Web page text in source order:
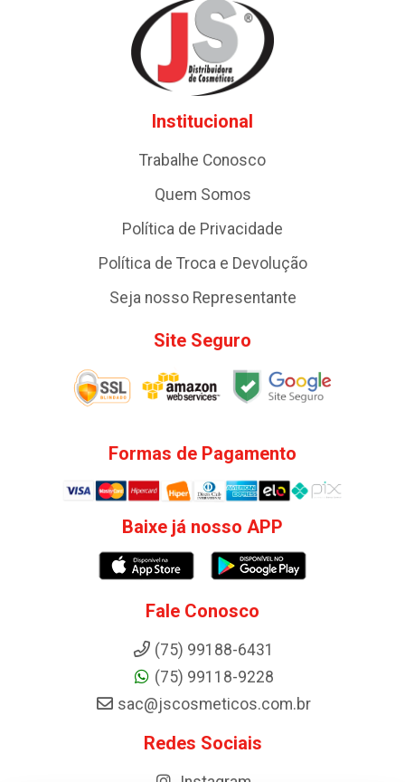
Institucional
Trabalhe Conosco
Quem Somos
Política de Privacidade
Política de Troca e Devolução
Seja nosso Representante
Site Seguro
Formas de Pagamento
Baixe já nosso APP
Fale Conosco
(75) 99188-6431
(75) 99118-9228
sac@jscosmeticos.com.br
Redes Sociais